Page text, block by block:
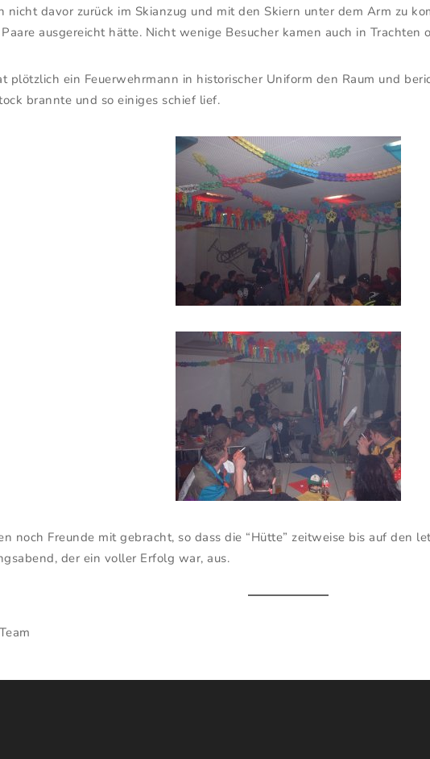
nicht davor zurück im Skianzug und mit den Skiern unter dem Arm zu
ausgereicht hätte. Nicht wenige Besucher kamen auch in
plötzlich ein Feuerwehrmann in historischer Uniform den Raum und
brannte und so einiges schief lief.
noch Freunde mit gebracht, so dass die “Hütte” zeitweise bis auf den
der ein voller Erfolg war, aus.